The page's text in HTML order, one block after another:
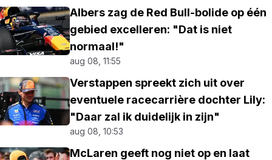
Albers zag de Red Bull-bolide op één
gebied excelleren: "Dat is niet
normaal!"
aug 08, 11:55
Verstappen spreekt zich uit over
eventuele racecarrière dochter Lily:
"Daar zal ik duidelijk in zijn"
aug 08, 10:53
McLaren geeft nog niet op en laat